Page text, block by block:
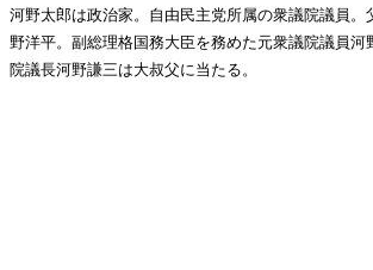
河野太郎は政治家。自由民主党所属の衆議院議員。
野洋平。副総理格国務大臣を務めた元衆議院議員河
院議長河野謙三は大叔父に当たる。